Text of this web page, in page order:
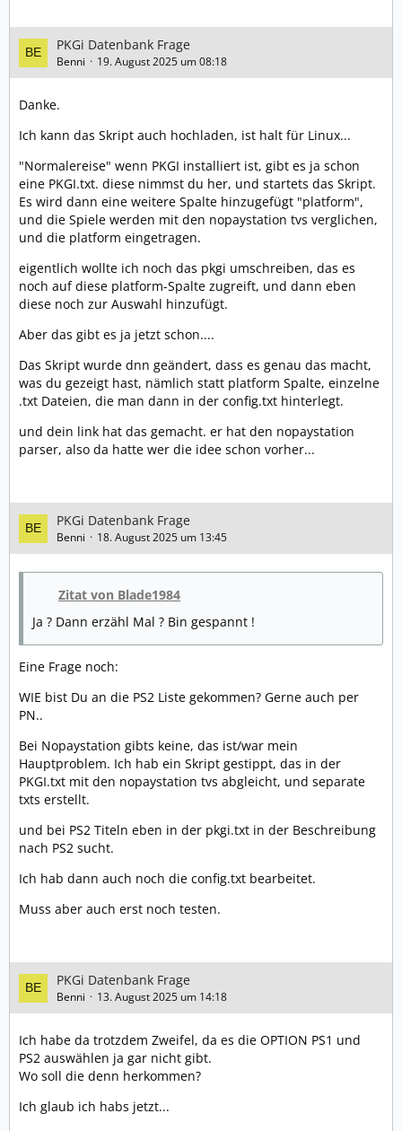
PKGi Datenbank Frage
Benni 19. August 2025 um 08:18
Danke.
Ich kann das Skript auch hochladen, ist halt für Linux...
"Normalereise" wenn PKGI installiert ist, gibt es ja schon
eine PKGI.txt. diese nimmst du her, und startets das Skript.
Es wird dann eine weitere Spalte hinzugefügt "platform",
und die Spiele werden mit den nopaystation tvs verglichen,
und die platform eingetragen.
eigentlich wollte ich noch das pkgi umschreiben, das es
noch auf diese platform-Spalte zugreift, und dann eben
diese noch zur Auswahl hinzufügt.
Aber das gibt es ja jetzt schon....
Das Skript wurde dnn geändert, dass es genau das macht,
was du gezeigt hast, nämlich statt platform Spalte, einzelne
.txt Dateien, die man dann in der config.txt hinterlegt.
und dein link hat das gemacht. er hat den nopaystation
parser, also da hatte wer die idee schon vorher...
PKGi Datenbank Frage
Benni 18. August 2025 um 13:45
Zitat von Blade1984
Ja ? Dann erzähl Mal ? Bin gespannt !
Eine Frage noch:
WIE bist Du an die PS2 Liste gekommen? Gerne auch per
PN..
Bei Nopaystation gibts keine, das ist/war mein
Hauptproblem. Ich hab ein Skript gestippt, das in der
PKGI.txt mit den nopaystation tvs abgleicht, und separate
txts erstellt.
und bei PS2 Titeln eben in der pkgi.txt in der Beschreibung
nach PS2 sucht.
Ich hab dann auch noch die config.txt bearbeitet.
Muss aber auch erst noch testen.
PKGi Datenbank Frage
Benni 13. August 2025 um 14:18
Ich habe da trotzdem Zweifel, da es die OPTION PS1 und
PS2 auswählen ja gar nicht gibt.
Wo soll die denn herkommen?
Ich glaub ich habs jetzt...